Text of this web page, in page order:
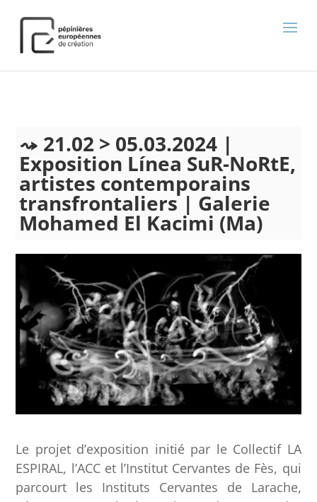
21.02 > 05.03.2024 |
Exposition Línea SuR-NoRtE,
artistes contemporains
transfrontaliers | Galerie
Mohamed El Kacimi (Ma)
Le projet d’exposition initié par le Collectif LA
ESPIRAL, l’ACC et l’Institut Cervantes de Fès, qui
parcourt les Instituts Cervantes de Larache,